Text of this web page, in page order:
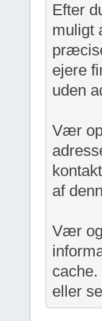
Efter
muligt
ejere
uden
Vær
af
Vær
eller